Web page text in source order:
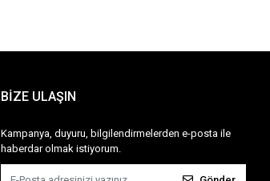
BİZE ULAŞIN
Kampanya, duyuru, bilgilendirmelerden e-posta ile
haberdar olmak istiyorum.